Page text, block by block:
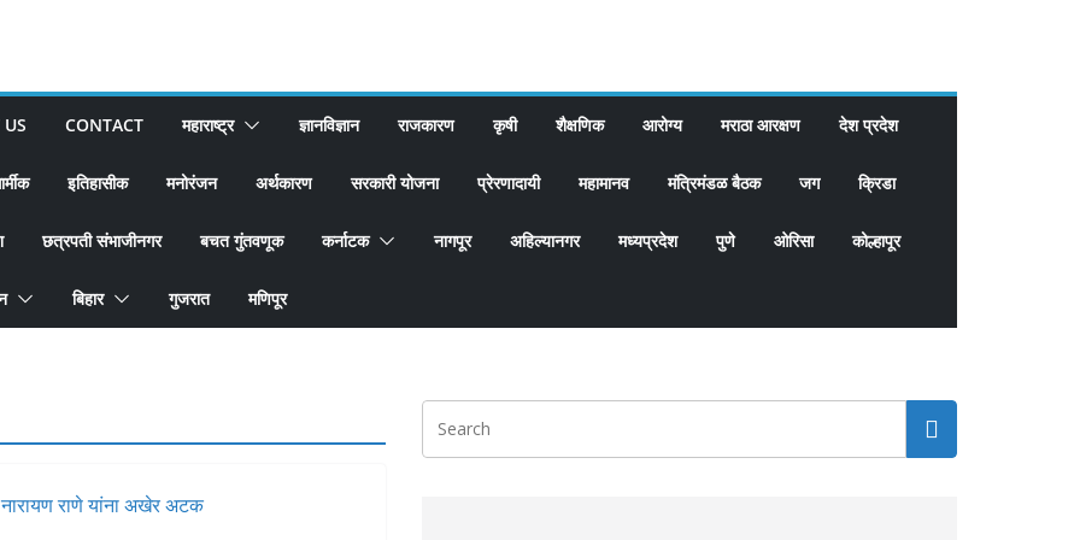
CONTACT महाराष्ट्र ज्ञानविज्ञान राजकारण कृषी शैक्षणिक आरोग्य मराठा आरक्षण देश प्रदेश
इतिहासीक मनोरंजन अर्थकारण सरकारी योजना प्रेरणादायी महामानव मंत्रिमंडळ बैठक जग क्रिडा
छत्रपती संभाजीनगर बचत गुंतवणूक कर्नाटक नागपूर अहिल्यानगर मध्यप्रदेश पुणे ओरिसा कोल्हापूर
बिहार गुजरात मणिपूर